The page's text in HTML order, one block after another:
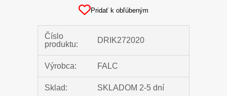
Pridať k obľúbeným
Číslo
produktu:
DRIK272020
Výrobca: FALC
Sklad: SKLADOM 2-5 dní